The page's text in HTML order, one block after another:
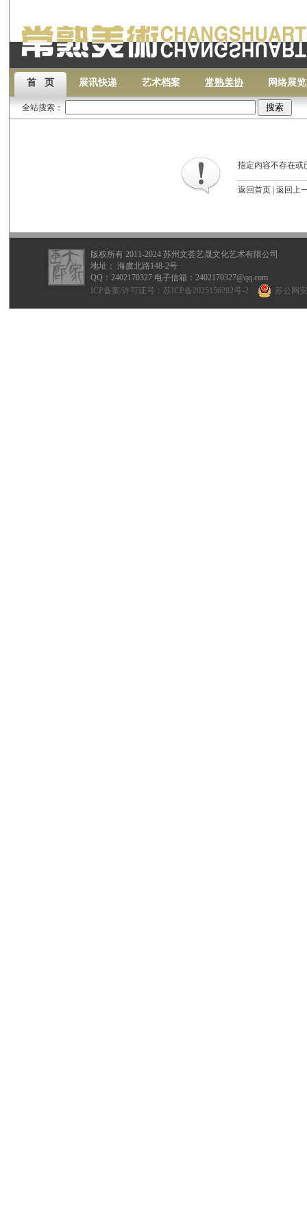
首 页 展讯快递 艺术档案 常熟美协 网络展览
全站搜索：
指定内容不存在或
返回首页 返回上
版权所有 2011-2024 苏州文荟艺晟文化艺术有限公司
地址： 海虞北路148-2号
QQ： 2402170327 电子信箱：2402170327@qq.com
ICP备案/许可证号： 苏ICP备2025156282号-2 苏公网